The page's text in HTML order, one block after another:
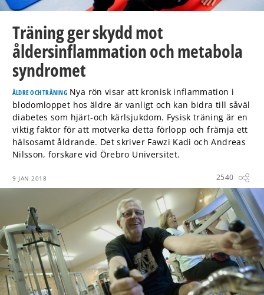
Träning ger skydd mot
åldersinflammation och metabola
syndromet
ÄLDRE OCH TRÄNINGNya rön visar att kronisk inflammation i
blodomloppet hos äldre är vanligt och kan bidra till såväl
diabetes som hjärt-och kärlsjukdom. Fysisk träning är en
viktig faktor för att motverka detta förlopp och främja ett
hälsosamt åldrande. Det skriver Fawzi Kadi och Andreas
Nilsson, forskare vid Örebro Universitet.
9 JAN 2018 2540